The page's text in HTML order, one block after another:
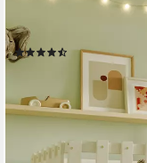
(1-St) Kinderbett mit
mit Stauraum
(4)
396,99 € 539,99 €